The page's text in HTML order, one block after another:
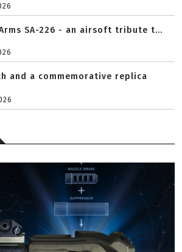
SA-226 - an airsoft tribute t...
and a commemorative replica